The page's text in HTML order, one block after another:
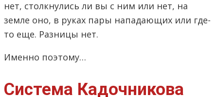
нет, столкнулись ли вы с ним или нет, на
земле оно, в руках пары нападающих или где-
то еще. Разницы нет.
Именно поэтому…
Система Кадочникова